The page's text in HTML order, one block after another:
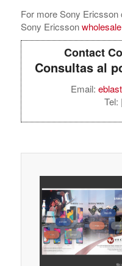
For more Sony Ericsson
Sony Ericsson
Contact
Consultas al
Email:
Tel: